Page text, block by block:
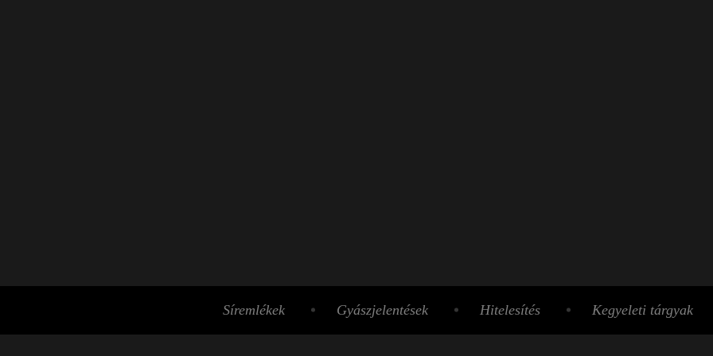
Síremlékek Gyászjelentések Hitelesítés Kegyeleti tárgyak